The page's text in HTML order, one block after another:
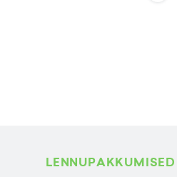
LENNUPAKKUMISED